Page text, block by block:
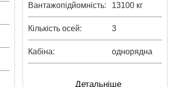
Вантажопідйомність 13100 кг
Кількість осей 3
Кабіна однорядна
Детальніше